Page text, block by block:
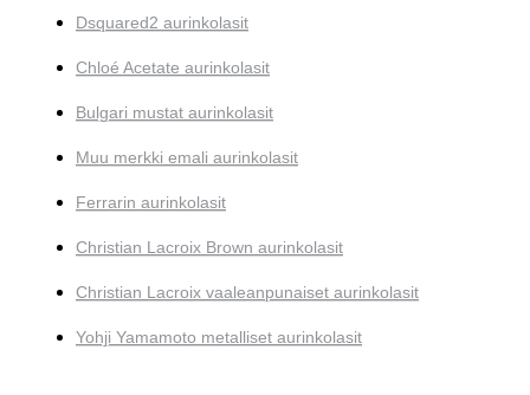
Dsquared2 aurinkolasit
Chloé Acetate aurinkolasit
Bulgari mustat aurinkolasit
Muu merkki emali aurinkolasit
Ferrarin aurinkolasit
Christian Lacroix Brown aurinkolasit
Christian Lacroix vaaleanpunaiset aurinkolasit
Yohji Yamamoto metalliset aurinkolasit